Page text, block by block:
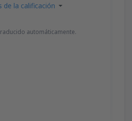
de la calificación
automáticamente.